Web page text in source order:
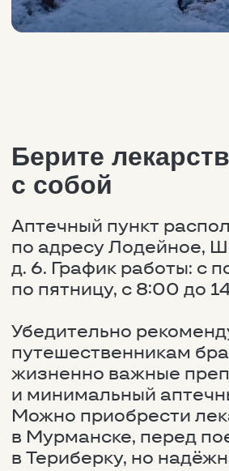
д. 6. График работы: с
по пятницу, с 8:00 до 14:00.
в Териберку, но надёжнее купить
заранее в родном городе.
Если вы планируете поехать
несколько дней, учитывайте
вероятность закрытия дороги
по погодным условиям. В этом
случае вы можете
незапланированно остаться
в посёлке на более длительный
постоянного приёма каких-либо
лекарств (лучше иметь их с
в запасе).
Будьте здоровы и
отдыхом на Севере!